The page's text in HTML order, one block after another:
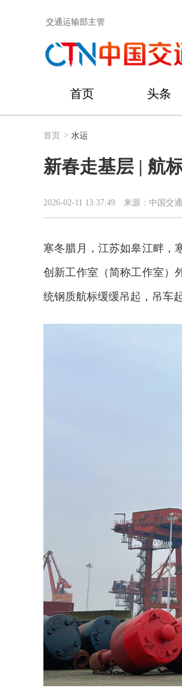
交通运输部主管
首页 头条
首页 > 水运
新春走基层 | 航
2026-02-11 13:37:49 来源：中国交
寒冬腊月，江苏如皋江畔，
创新工作室（简称工作室）
统钢质航标缓缓吊起，吊车